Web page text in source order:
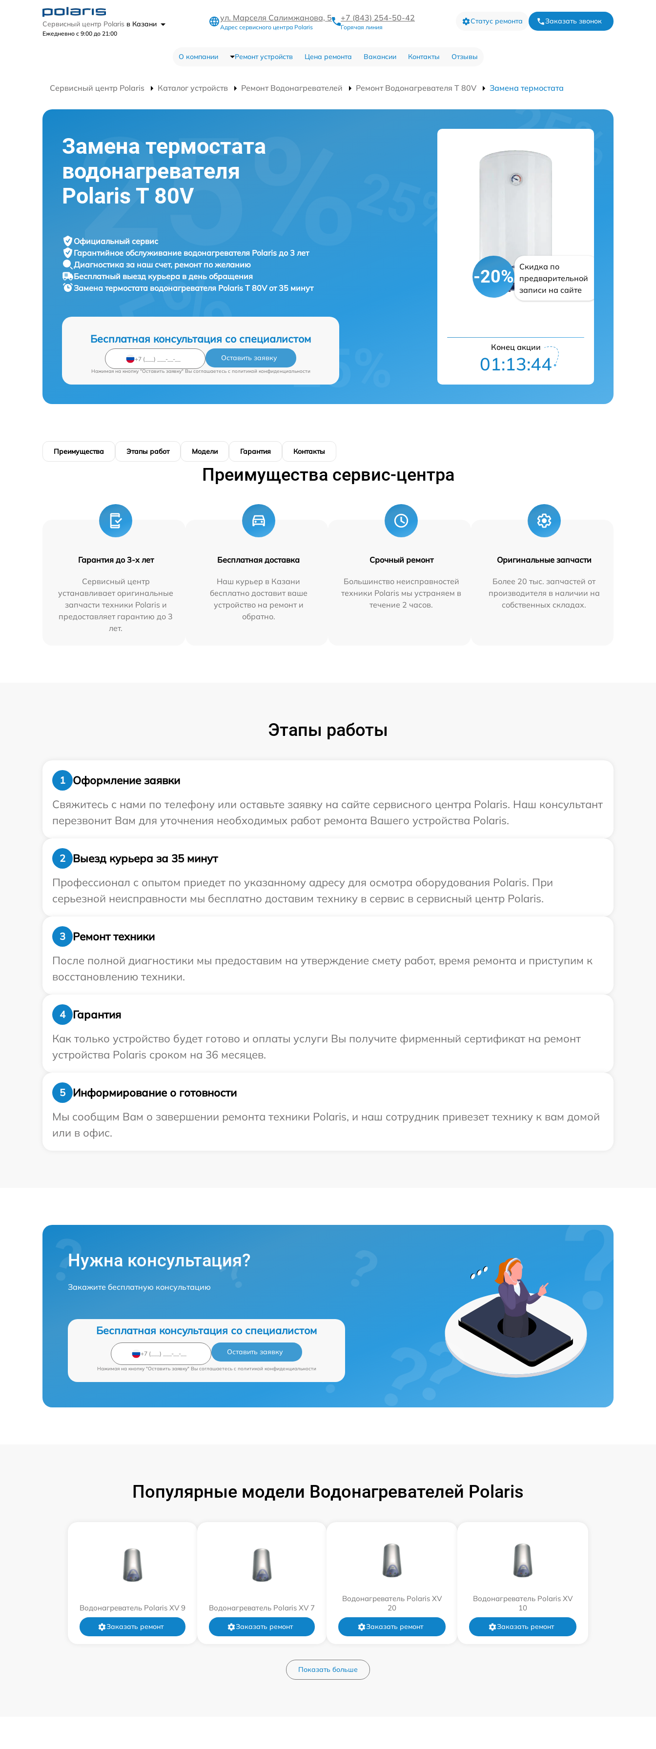
Сервисный центр Polaris в Казани
Ежедневно с 9:00 до 21:00
ул. Марселя Салимжанова, 5
Адрес сервисного центра Polaris
+7 (843) 254-50-42
Горячая линия
Статус ремонта Заказать звонок
О компании Ремонт устройств Цена ремонта Вакансии Контакты Отзывы
Сервисный центр Polaris Каталог устройств Ремонт Водонагревателей Ремонт Водонагревателя T 80V Замена термостата
Замена термостата
водонагревателя
Polaris T 80V
Официальный сервис
Гарантийное обслуживание водонагревателя Polaris до 3 лет
Диагностика за наш счет, ремонт по желанию
Бесплатный выезд курьера в день обращения
Замена термостата водонагревателя Polaris T 80V от 35 минут
Бесплатная консультация со специалистом
Оставить заявку
Нажимая на кнопку "Оставить заявку" Вы соглашаетесь c политикой конфиденциальности
-20%
Скидка по
предварительной
записи на сайте
Конец акции
01:13:43
Преимущества Этапы работ Модели Гарантия Контакты
Преимущества сервис-центра
Гарантия до 3-х лет
Сервисный центр
устанавливает оригинальные
запчасти техники Polaris и
предоставляет гарантию до 3
лет.
Бесплатная доставка
Наш курьер в Казани
бесплатно доставит ваше
устройство на ремонт и
обратно.
Срочный ремонт
Большинство неисправностей
техники Polaris мы устраняем в
течение 2 часов.
Оригинальные запчасти
Более 20 тыс. запчастей от
производителя в наличии на
собственных складах.
Этапы работы
1
Оформление заявки
Свяжитесь с нами по телефону или оставьте заявку на сайте сервисного центра Polaris. Наш консультант
перезвонит Вам для уточнения необходимых работ ремонта Вашего устройства Polaris.
2
Выезд курьера за 35 минут
Профессионал с опытом приедет по указанному адресу для осмотра оборудования Polaris. При
серьезной неисправности мы бесплатно доставим технику в сервис в сервисный центр Polaris.
3
Ремонт техники
После полной диагностики мы предоставим на утверждение смету работ, время ремонта и приступим к
восстановлению техники.
4
Гарантия
Как только устройство будет готово и оплаты услуги Вы получите фирменный сертификат на ремонт
устройства Polaris сроком на 36 месяцев.
5
Информирование о готовности
Мы сообщим Вам о завершении ремонта техники Polaris, и наш сотрудник привезет технику к вам домой
или в офис.
Нужна консультация?
Закажите бесплатную консультацию
Бесплатная консультация со специалистом
Оставить заявку
Нажимая на кнопку "Оставить заявку" Вы соглашаетесь c политикой конфиденциальности
Популярные модели Водонагревателей Polaris
Водонагреватель Polaris XV 9
Заказать ремонт
Водонагреватель Polaris XV 7
Заказать ремонт
Водонагреватель Polaris XV
20
Заказать ремонт
Водонагреватель Polaris XV
10
Заказать ремонт
Показать больше